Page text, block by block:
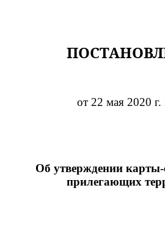
от 22 мая 2020
Об утверждении
прилегающих